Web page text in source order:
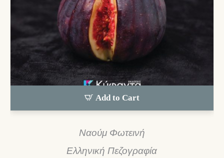
Add to Cart
Ναούμ Φωτεινή
Ελληνική Πεζογραφία